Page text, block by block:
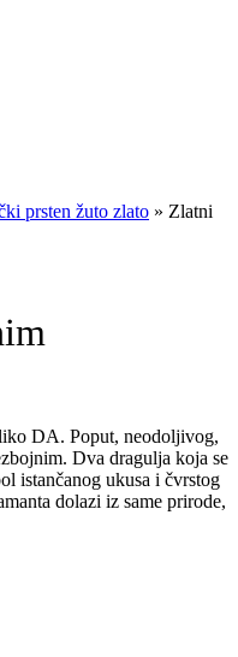
prsten žuto zlato » Zlatni
DA. Poput, neodoljivog,
Dva dragulja koja se
istančanog ukusa i čvrstog
dolazi iz same prirode,